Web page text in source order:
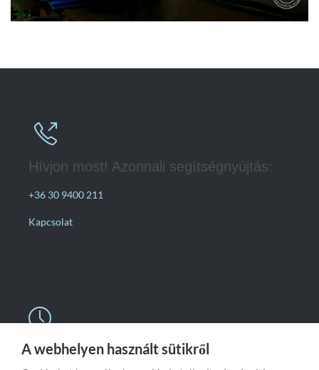

Hívjon most! Azonnali segítségnyújtás:
+36 30 9400 211
Kapcsolat

Nyitvatartás
A webhelyen használt sütikről